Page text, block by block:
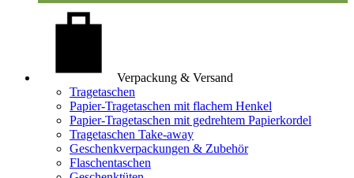
Verpackung & Versand
Tragetaschen
Papier-Tragetaschen mit flachem Henkel
Papier-Tragetaschen mit gedrehtem Papierkordel
Tragetaschen Take-away
Geschenkverpackungen & Zubehör
Flaschentaschen